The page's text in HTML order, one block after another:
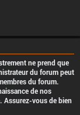
ne prend que
du forum peut
du forum.
de nos
Assurez-vous de bien